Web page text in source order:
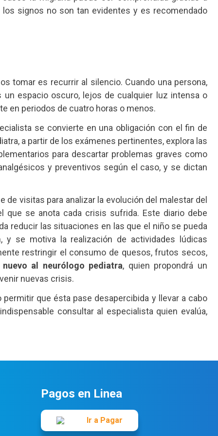
signos no son tan evidentes y es recomendado
tomar es recurrir al silencio. Cuando una persona,
espacio oscuro, lejos de cualquier luz intensa o
en periodos de cuatro horas o menos.
se convierte en una obligación con el fin de
a partir de los exámenes pertinentes, explora las
para descartar problemas graves como
y preventivos según el caso, y se dictan
visitas para analizar la evolución del malestar del
que se anota cada crisis sufrida. Este diario debe
reducir las situaciones en las que el niño se pueda
y se motiva la realización de actividades lúdicas
restringir el consumo de quesos, frutos secos,
al neurólogo pediatra, quien propondrá un
nuevas crisis.
que ésta pase desapercibida y llevar a cabo
consultar al especialista quien evalúa,
Pagos en Linea
Ir a Pagar